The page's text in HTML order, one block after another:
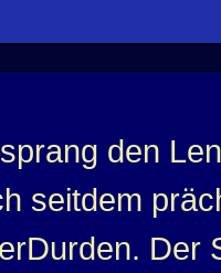
den
seitdem
Der